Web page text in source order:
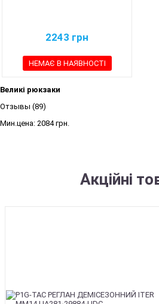
2243 грн
НЕМАЄ В НАЯВНОСТІ
Великі рюкзаки
Отзывы (89)
Мин.цена: 2084 грн.
Акційні